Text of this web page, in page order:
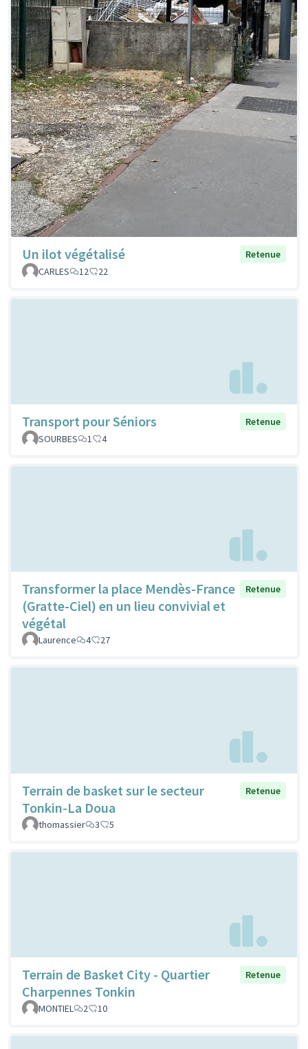
Un ilot végétalisé
Retenue
CARLES
12 22
Transport pour Séniors
Retenue
SOURBES
1 4
Transformer la place Mendès-France
(Gratte-Ciel) en un lieu convivial et
végétal
Retenue
Laurence 4 27
Terrain de basket sur le secteur
Tonkin-La Doua
Retenue
thomassier 3 5
Terrain de Basket City - Quartier
Charpennes Tonkin
Retenue
MONTIEL 2 10